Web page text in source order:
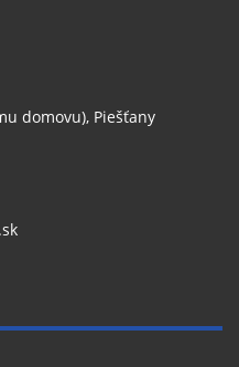
domovu), Piešťany